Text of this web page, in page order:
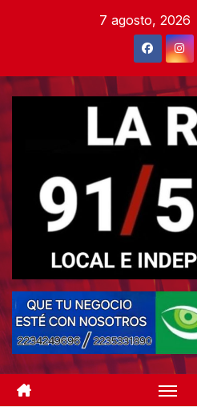
7 agosto, 2026